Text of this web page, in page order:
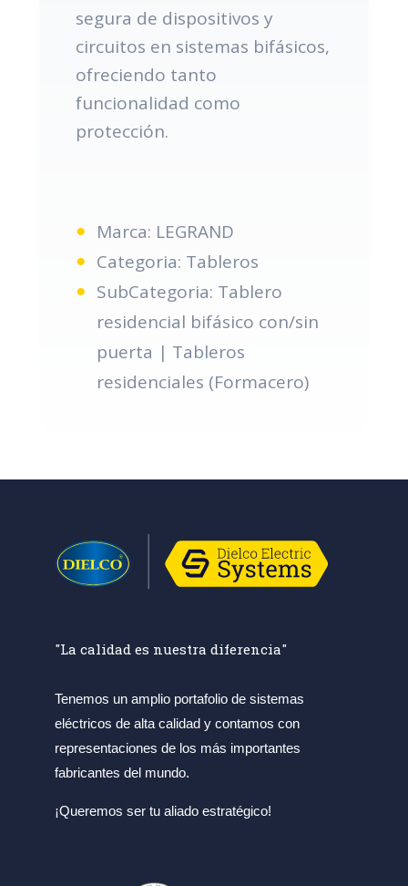
segura de dispositivos y
circuitos en sistemas bifásicos,
ofreciendo tanto
funcionalidad como
protección.
Marca: LEGRAND
Categoria: Tableros
SubCategoria: Tablero
residencial bifásico con/sin
puerta | Tableros
residenciales (Formacero)
"La calidad es nuestra diferencia"
Tenemos un amplio portafolio de sistemas
eléctricos de alta calidad y contamos con
representaciones de los más importantes
fabricantes del mundo.
¡Queremos ser tu aliado estratégico!